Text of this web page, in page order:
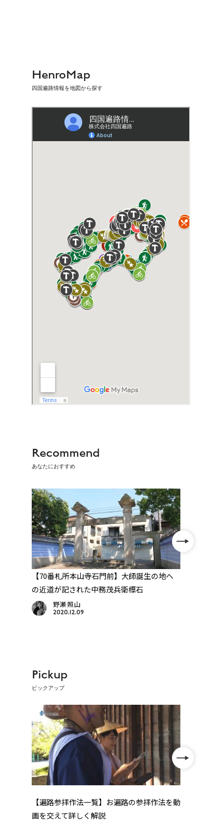
HenroMap
四国遍路情報を地図から探す
Recommend
あなたにおすすめ
【70番札所本山寺石門前】大師誕生の地へ
の近道が記された中務茂兵衛標石
野瀬 照山
2020.12.09
Pickup
ピックアップ
【遍路参拝作法一覧】お遍路の参拝作法を動
画を交えて詳しく解説